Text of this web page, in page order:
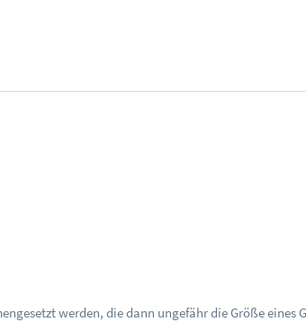
werden, die dann ungefähr die Größe